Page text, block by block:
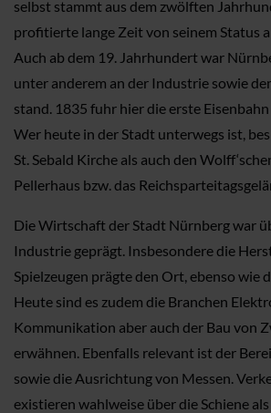
selbst stammt aus dem zwölften
profitierte lange Zeit von seinem Status
Auch ab dem 19. Jahrhundert war
unter anderem an der Industrie sowie
stand. 1835 fuhr hier die erste Eisenbahn
Wer heute in der Stadt unterwegs ist,
St. Sebald Kirche als auch den
Pellerhaus bzw. das
Die Wirtschaft der Stadt Nürnberg war
Industrie geprägt. Insbesondere die
Spielzeugen prägte den Ort, ebenso wie
Heute sind es zudem die Branchen
Kommunikation aber auch der Bau von
erwähnen. Ebenfalls relevant ist der
sowie die Ausrichtung von Messen.
existieren wahlweise über die Schiene